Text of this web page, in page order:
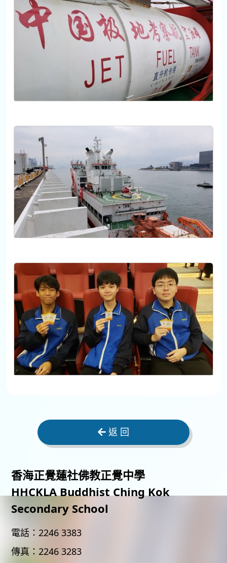
返 回
香海正覺蓮社佛教正覺中學
HHCKLA Buddhist Ching Kok
Secondary School
電話： 2246 3383
傳真： 2246 3283